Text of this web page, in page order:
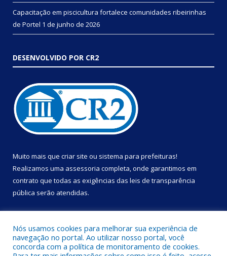
Capacitação em piscicultura fortalece comunidades ribeirinhas
de Portel 1 de junho de 2026
DESENVOLVIDO POR CR2
Muito mais que criar site ou sistema para prefeituras!
Realizamos uma assessoria completa, onde garantimos em
contrato que todas as exigências das leis de transparência
pública serão atendidas.
Nós usamos cookies para melhorar sua experiência de
navegação no portal. Ao utilizar nosso portal, você
concorda com a política de monitoramento de cookies.